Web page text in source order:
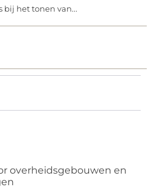
bij het tonen van...
overheidsgebouwen en